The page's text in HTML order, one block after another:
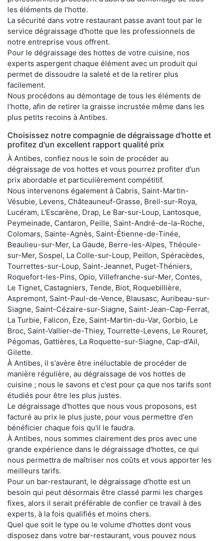
les éléments de l'hotte.
La sécurité dans votre restaurant passe avant tout par le
service dégraissage d'hotte que les professionnels de
notre entreprise vous offrent.
Pour le dégraissage des hottes de votre cuisine, nos
experts aspergent chaque élément avec un produit qui
permet de dissoudre la saleté et de la retirer plus
facilement.
Nous procédons au démontage de tous les éléments de
l'hotte, afin de retirer la graisse incrustée même dans les
plus petits recoins à Antibes.
Choisissez notre compagnie de dégraissage d'hotte et
profitez d'un excellent rapport qualité prix
À Antibes, confiez nous le soin de procéder au
dégraissage de vos hottes et vous pourrez profiter d'un
prix abordable et particulièrement compétitif.
Nous intervenons également à Cabris, Saint-Martin-
Vésubie, Levens, Châteauneuf-Grasse, Breil-sur-Roya,
Lucéram, L'Escarène, Drap, Le Bar-sur-Loup, Lantosque,
Peymeinade, Cantaron, Peille, Saint-André-de-la-Roche,
Colomars, Sainte-Agnès, Saint-Étienne-de-Tinée,
Beaulieu-sur-Mer, La Gaude, Berre-les-Alpes, Théoule-
sur-Mer, Sospel, La Colle-sur-Loup, Peillon, Spéracèdes,
Tourrettes-sur-Loup, Saint-Jeannet, Puget-Théniers,
Roquefort-les-Pins, Opio, Villefranche-sur-Mer, Contes,
Le Tignet, Castagniers, Tende, Biot, Roquebillière,
Aspremont, Saint-Paul-de-Vence, Blausasc, Auribeau-sur-
Siagne, Saint-Cézaire-sur-Siagne, Saint-Jean-Cap-Ferrat,
La Turbie, Falicon, Èze, Saint-Martin-du-Var, Gorbio, Le
Broc, Saint-Vallier-de-Thiey, Tourrette-Levens, Le Rouret,
Pégomas, Gattières, La Roquette-sur-Siagne, Cap-d'Ail,
Gilette.
À Antibes, il s'avère être inéluctable de procéder de
manière régulière, au dégraissage de vos hottes de
cuisine ; nous le savons et c'est pour ça que nos tarifs sont
étudiés pour être les plus justes.
Le dégraissage d'hottes que nous vous proposons, est
facturé au prix le plus juste, pour vous permettre d'en
bénéficier chaque fois qu'il le faudra.
À Antibes, nous sommes clairement des pros avec une
grande expérience dans le dégraissage d'hottes, ce qui
nous permettra de maîtriser nos coûts et vous apporter les
meilleurs tarifs.
Pour un bar-restaurant, le dégraissage d'hotte est un
besoin qui peut désormais être classé parmi les charges
fixes, alors il serait préférable de confier ce travail à des
experts, à la fois qualifiés et moins chers.
Quel que soit le type ou le volume d'hottes dont vous
disposez dans votre bar-restaurant, vous pouvez nous